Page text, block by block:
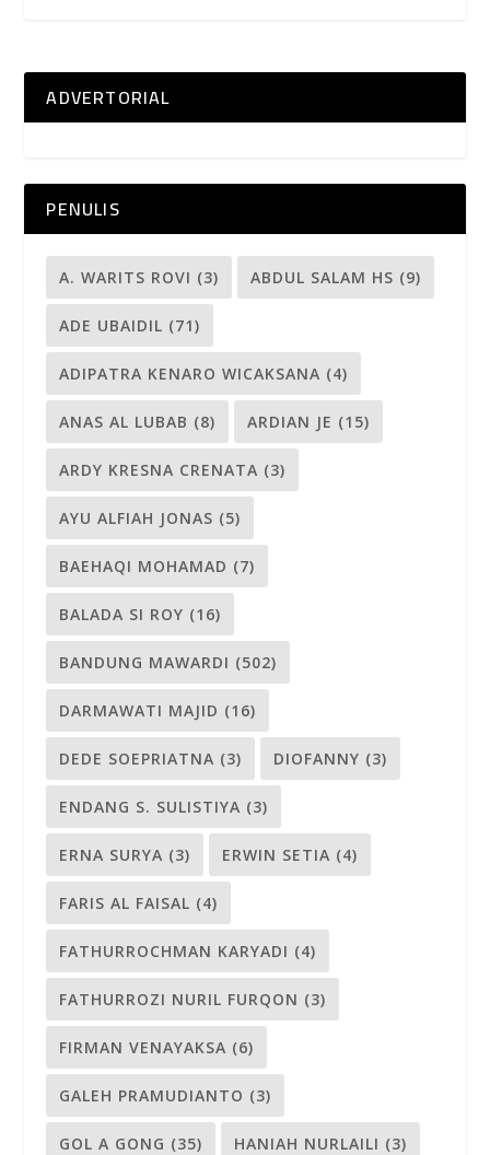
ADVERTORIAL
PENULIS
A. WARITS ROVI (3) ABDUL SALAM HS (9)
ADE UBAIDIL (71)
ADIPATRA KENARO WICAKSANA (4)
ANAS AL LUBAB (8) ARDIAN JE (15)
ARDY KRESNA CRENATA (3)
AYU ALFIAH JONAS (5)
BAEHAQI MOHAMAD (7)
BALADA SI ROY (16)
BANDUNG MAWARDI (502)
DARMAWATI MAJID (16)
DEDE SOEPRIATNA (3) DIOFANNY (3)
ENDANG S. SULISTIYA (3)
ERNA SURYA (3) ERWIN SETIA (4)
FARIS AL FAISAL (4)
FATHURROCHMAN KARYADI (4)
FATHURROZI NURIL FURQON (3)
FIRMAN VENAYAKSA (6)
GALEH PRAMUDIANTO (3)
GOL A GONG (35) HANIAH NURLAILI (3)